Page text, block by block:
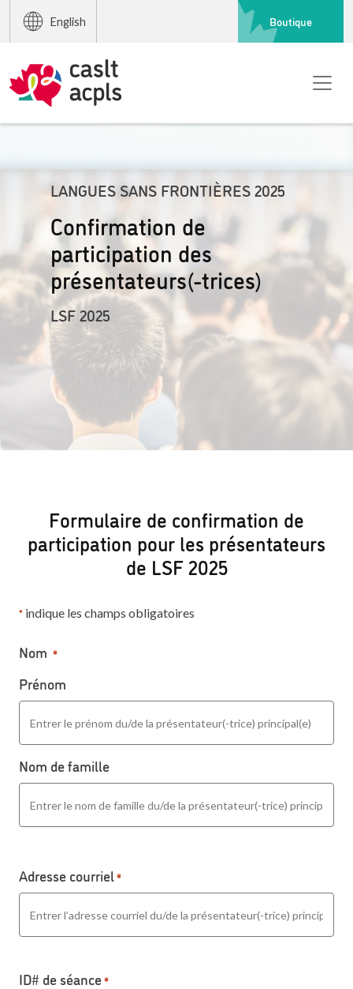
English Boutique
LANGUES SANS FRONTIÈRES 2025
Confirmation de
participation des
présentateurs(-trices)
LSF 2025
Formulaire de confirmation de
participation pour les présentateurs
de LSF 2025
* indique les champs obligatoires
Nom *
Prénom
Nom de famille
Adresse courriel*
ID# de séance*